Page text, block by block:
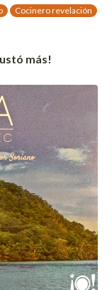
Cocinero revelación
más!